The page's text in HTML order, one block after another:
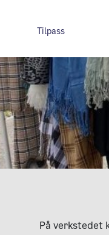
På verkstedet
Tilpass